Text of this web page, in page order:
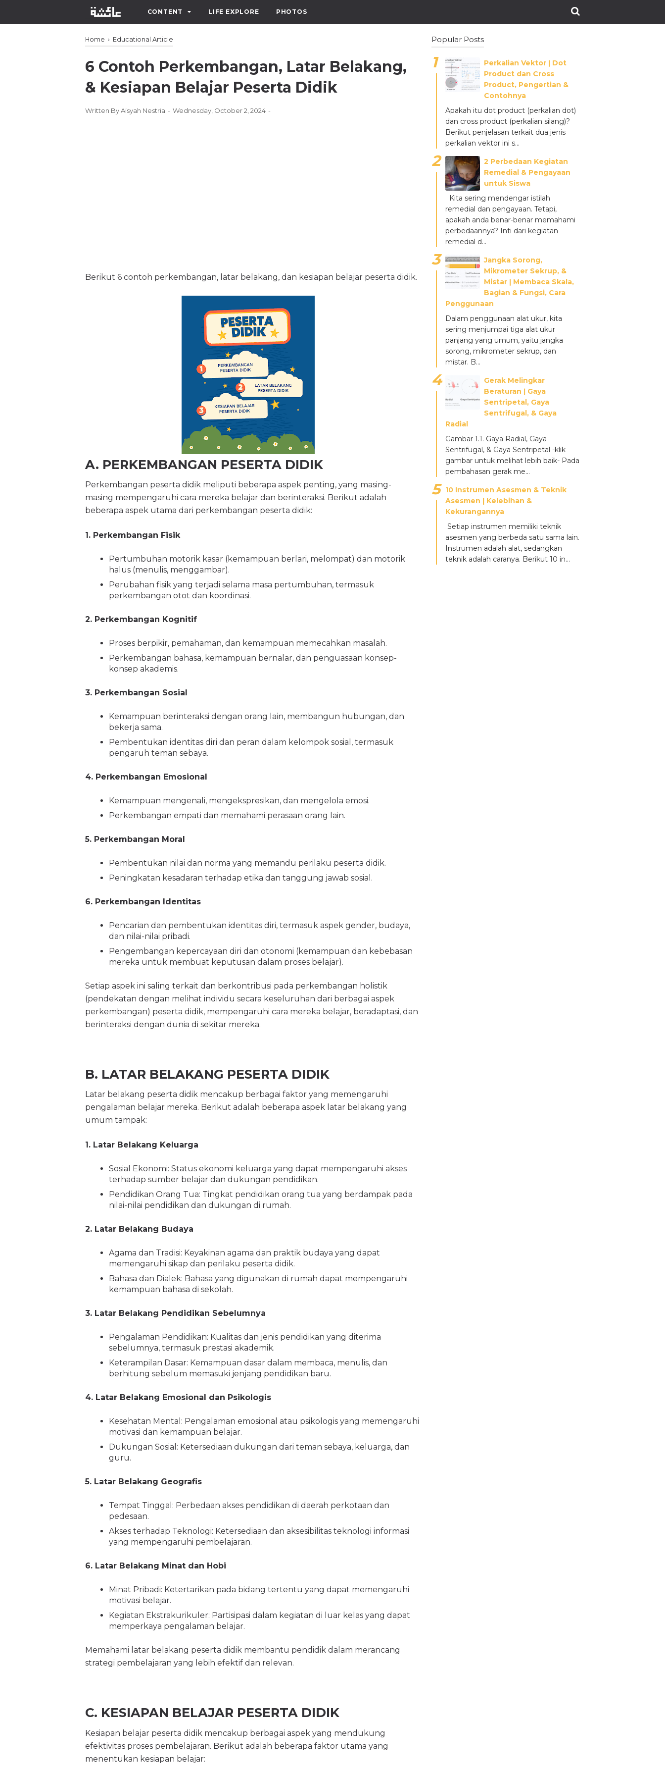
CONTENT LIFE EXPLORE PHOTOS
Home › Educational Article
6 Contoh Perkembangan, Latar Belakang,
& Kesiapan Belajar Peserta Didik
Written ByAisyah Nestria Wednesday, October 2, 2024
Berikut 6 contoh perkembangan, latar belakang, dan kesiapan belajar peserta didik.
A. PERKEMBANGAN PESERTA DIDIK
Perkembangan peserta didik meliputi beberapa aspek penting, yang masing-
masing mempengaruhi cara mereka belajar dan berinteraksi. Berikut adalah
beberapa aspek utama dari perkembangan peserta didik:
1. Perkembangan Fisik
Pertumbuhan motorik kasar (kemampuan berlari, melompat) dan motorik
halus (menulis, menggambar).
Perubahan fisik yang terjadi selama masa pertumbuhan, termasuk
perkembangan otot dan koordinasi.
2. Perkembangan Kognitif
Proses berpikir, pemahaman, dan kemampuan memecahkan masalah.
Perkembangan bahasa, kemampuan bernalar, dan penguasaan konsep-
konsep akademis.
3. Perkembangan Sosial
Kemampuan berinteraksi dengan orang lain, membangun hubungan, dan
bekerja sama.
Pembentukan identitas diri dan peran dalam kelompok sosial, termasuk
pengaruh teman sebaya.
4. Perkembangan Emosional
Kemampuan mengenali, mengekspresikan, dan mengelola emosi.
Perkembangan empati dan memahami perasaan orang lain.
5. Perkembangan Moral
Pembentukan nilai dan norma yang memandu perilaku peserta didik.
Peningkatan kesadaran terhadap etika dan tanggung jawab sosial.
6. Perkembangan Identitas
Pencarian dan pembentukan identitas diri, termasuk aspek gender, budaya,
dan nilai-nilai pribadi.
Pengembangan kepercayaan diri dan otonomi (kemampuan dan kebebasan
mereka untuk membuat keputusan dalam proses belajar).
Setiap aspek ini saling terkait dan berkontribusi pada perkembangan holistik
(pendekatan dengan melihat individu secara keseluruhan dari berbagai aspek
perkembangan) peserta didik, mempengaruhi cara mereka belajar, beradaptasi, dan
berinteraksi dengan dunia di sekitar mereka.
B. LATAR BELAKANG PESERTA DIDIK
Latar belakang peserta didik mencakup berbagai faktor yang memengaruhi
pengalaman belajar mereka. Berikut adalah beberapa aspek latar belakang yang
umum tampak:
1. Latar Belakang Keluarga
Sosial Ekonomi: Status ekonomi keluarga yang dapat mempengaruhi akses
terhadap sumber belajar dan dukungan pendidikan.
Pendidikan Orang Tua: Tingkat pendidikan orang tua yang berdampak pada
nilai-nilai pendidikan dan dukungan di rumah.
2. Latar Belakang Budaya
Agama dan Tradisi: Keyakinan agama dan praktik budaya yang dapat
memengaruhi sikap dan perilaku peserta didik.
Bahasa dan Dialek: Bahasa yang digunakan di rumah dapat mempengaruhi
kemampuan bahasa di sekolah.
3. Latar Belakang Pendidikan Sebelumnya
Pengalaman Pendidikan: Kualitas dan jenis pendidikan yang diterima
sebelumnya, termasuk prestasi akademik.
Keterampilan Dasar: Kemampuan dasar dalam membaca, menulis, dan
berhitung sebelum memasuki jenjang pendidikan baru.
4. Latar Belakang Emosional dan Psikologis
Kesehatan Mental: Pengalaman emosional atau psikologis yang memengaruhi
motivasi dan kemampuan belajar.
Dukungan Sosial: Ketersediaan dukungan dari teman sebaya, keluarga, dan
guru.
5. Latar Belakang Geografis
Tempat Tinggal: Perbedaan akses pendidikan di daerah perkotaan dan
pedesaan.
Akses terhadap Teknologi: Ketersediaan dan aksesibilitas teknologi informasi
yang mempengaruhi pembelajaran.
6. Latar Belakang Minat dan Hobi
Minat Pribadi: Ketertarikan pada bidang tertentu yang dapat memengaruhi
motivasi belajar.
Kegiatan Ekstrakurikuler: Partisipasi dalam kegiatan di luar kelas yang dapat
memperkaya pengalaman belajar.
Memahami latar belakang peserta didik membantu pendidik dalam merancang
strategi pembelajaran yang lebih efektif dan relevan.
C. KESIAPAN BELAJAR PESERTA DIDIK
Kesiapan belajar peserta didik mencakup berbagai aspek yang mendukung
efektivitas proses pembelajaran. Berikut adalah beberapa faktor utama yang
menentukan kesiapan belajar:
Popular Posts
Perkalian Vektor ǀ Dot
Product dan Cross
Product, Pengertian &
Contohnya
Apakah itu dot product (perkalian dot)
dan cross product (perkalian silang)?
Berikut penjelasan terkait dua jenis
perkalian vektor ini s...
2 Perbedaan Kegiatan
Remedial & Pengayaan
untuk Siswa
Kita sering mendengar istilah
remedial dan pengayaan. Tetapi,
apakah anda benar-benar memahami
perbedaannya? Inti dari kegiatan
remedial d...
Jangka Sorong,
Mikrometer Sekrup, &
Mistar ǀ Membaca Skala,
Bagian & Fungsi, Cara
Penggunaan
Dalam penggunaan alat ukur, kita
sering menjumpai tiga alat ukur
panjang yang umum, yaitu jangka
sorong, mikrometer sekrup, dan
mistar. B...
Gerak Melingkar
Beraturan ǀ Gaya
Sentripetal, Gaya
Sentrifugal, & Gaya
Radial
Gambar 1.1. Gaya Radial, Gaya
Sentrifugal, & Gaya Sentripetal -klik
gambar untuk melihat lebih baik- Pada
pembahasan gerak me...
10 Instrumen Asesmen & Teknik
Asesmen | Kelebihan &
Kekurangannya
Setiap instrumen memiliki teknik
asesmen yang berbeda satu sama lain.
Instrumen adalah alat, sedangkan
teknik adalah caranya. Berikut 10 in...